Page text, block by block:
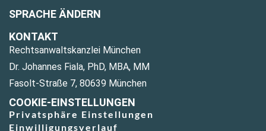
SPRACHE ÄNDERN
KONTAKT
Rechtsanwaltskanzlei München
Dr. Johannes Fiala, PhD, MBA, MM
Fasolt-Straße 7, 80639 München
COOKIE-EINSTELLUNGEN
Privatsphäre Einstellungen
Einwilligungsverlauf